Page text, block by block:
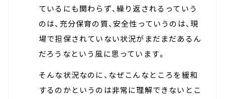
ているにも関わらず、繰り返されるっていう
のは、充分保育の質、安全性っていうのは、現
場で担保されていない状況がまだまだあるん
だろうなという風に思っています。
そんな状況なのに、なぜこんなところを緩和
するのかというのは非常に理解できないとこ